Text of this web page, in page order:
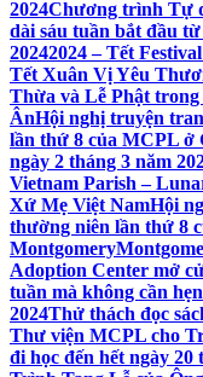
2024Chương trình Tự
dài sáu tuần bắt đầu
20242024 – Tết
Tết Xuân Vị Yêu
Thừa và Lễ Phật
ÂnHội nghị truyện
lần thứ 8 của MCPL ở
ngày 2 tháng 3 năm
Vietnam Parish –
Xứ Mẹ Việt NamHội
thường niên lần thứ 8
Montgomery
Adoption Center mở
tuần mà không cần
2024Thử thách đọc
Thư viện MCPL cho
đi học đến hết ngày 20